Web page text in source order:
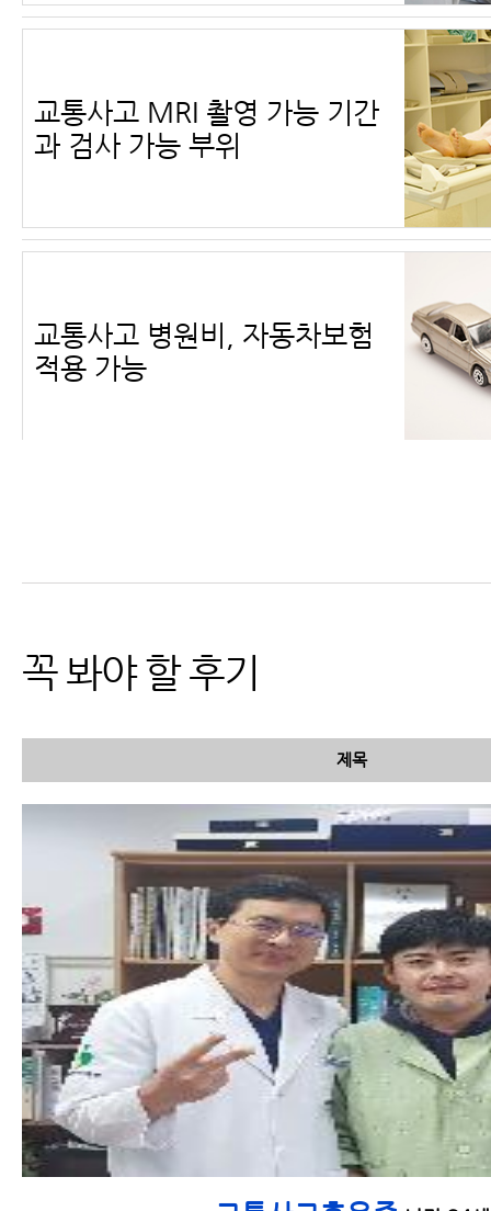
교통사고 MRI 촬영 가능 기간
과 검사 가능 부위
교통사고 병원비, 자동차보험
적용 가능
능 부위와 진단
꼭 봐야 할 후기
제목